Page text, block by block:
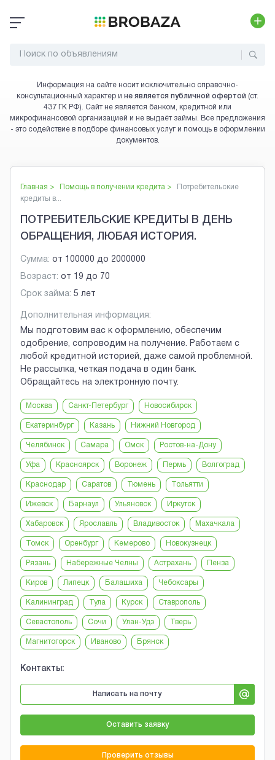
Информация на сайте носит исключительно справочно-
консультационный характер и не является публичной офертой (ст.
437 ГК РФ). Сайт не является банком, кредитной или
микрофинансовой организацией и не выдаёт займы. Все предложения
- это содействие в подборе финансовых услуг и помощь в оформлении
документов.
Главная > Помощь в получении кредита >
Потребительские
кредиты в...
ПОТРЕБИТЕЛЬСКИЕ КРЕДИТЫ В ДЕНЬ
ОБРАЩЕНИЯ, ЛЮБАЯ ИСТОРИЯ.
Сумма: от 100000 до 2000000
Возраст: от 19 до 70
Срок займа: 5 лет
Дополнительная информация:
Мы подготовим вас к оформлению, обеспечим
одобрение, сопроводим на получение. Работаем с
любой кредитной историей, даже самой проблемной.
Не рассылка, четкая подача в один банк.
Обращайтесь на электронную почту.
Москва Санкт-Петербург Новосибирск
Екатеринбург Казань Нижний Новгород
Челябинск Самара Омск Ростов-на-Дону
Уфа Красноярск Воронеж Пермь Волгоград
Краснодар Саратов Тюмень Тольятти
Ижевск Барнаул Ульяновск Иркутск
Хабаровск Ярославль Владивосток Махачкала
Томск Оренбург Кемерово Новокузнецк
Рязань Набережные Челны Астрахань Пенза
Киров Липецк Балашиха Чебоксары
Калининград Тула Курск Ставрополь
Севастополь Сочи Улан-Удэ Тверь
Магнитогорск Иваново Брянск
Контакты:
Написать на почту
Оставить заявку
Проверить отзывы